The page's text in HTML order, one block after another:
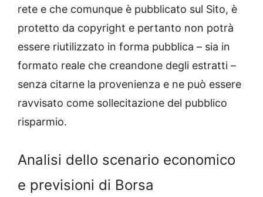
rete e che comunque è pubblicato sul Sito, è
protetto da copyright e pertanto non potrà
essere riutilizzato in forma pubblica – sia in
formato reale che creandone degli estratti –
senza citarne la provenienza e ne può essere
ravvisato come sollecitazione del pubblico
risparmio.
Analisi dello scenario economico
e previsioni di Borsa